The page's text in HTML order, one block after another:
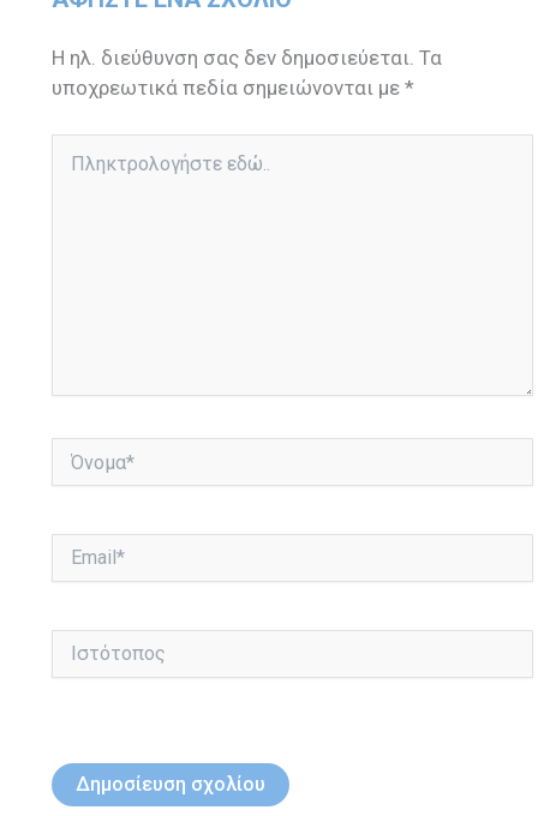
Η ηλ. διεύθυνση σας δεν δημοσιεύεται. Τα
υποχρεωτικά πεδία σημειώνονται με*
εδώ..
Ιστότοπος